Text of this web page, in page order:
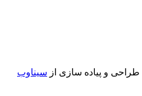
طراحی و پیاده سازی از سیناوب